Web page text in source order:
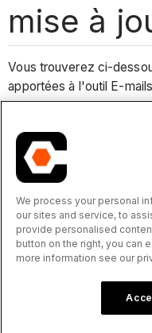
mise à
Vous trouverez ci-
apportées à l'outil E-
Aucun changement
We process your personal
our sites and service, to
provide personalised
button on the right, you can
more information see our